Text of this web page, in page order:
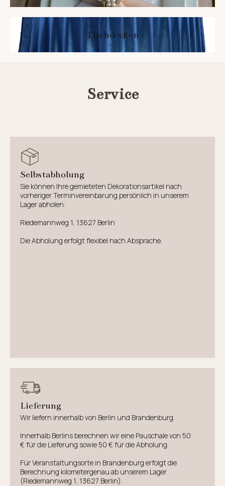
Tischdecken
Service
Selbstabholung
Sie können Ihre gemieteten Dekorationsartikel nach
vorheriger Terminvereinbarung persönlich in unserem
Lager abholen:
Riedemannweg 1, 13627 Berlin
Die Abholung erfolgt flexibel nach Absprache.
Lieferung
Wir liefern innerhalb von Berlin und Brandenburg.
Innerhalb Berlins berechnen wir eine Pauschale von 50
€ für die Lieferung sowie 50 € für die Abholung.
Für Veranstaltungsorte in Brandenburg erfolgt die
Berechnung kilometergenau ab unserem Lager
(Riedemannweg 1, 13627 Berlin).